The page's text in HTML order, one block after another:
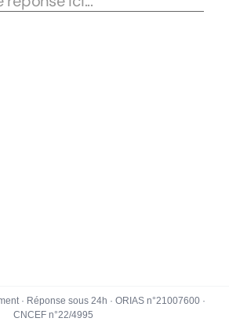
· Réponse sous 24h · ORIAS n°21007600 ·
CNCEF n°22/4995